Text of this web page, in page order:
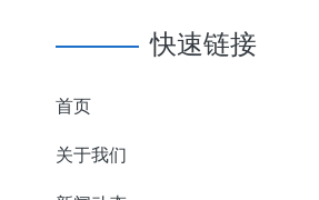
快速链接
首页
关于我们